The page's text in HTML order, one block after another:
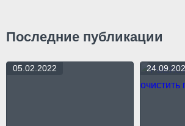
Последние публикации
05.02.2022